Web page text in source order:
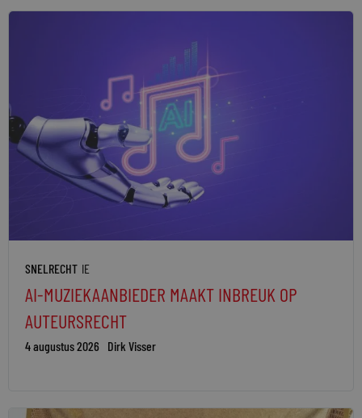
SNELRECHT IE
AI-MUZIEKAANBIEDER MAAKT INBREUK OP
AUTEURSRECHT
4 augustus 2026 Dirk Visser